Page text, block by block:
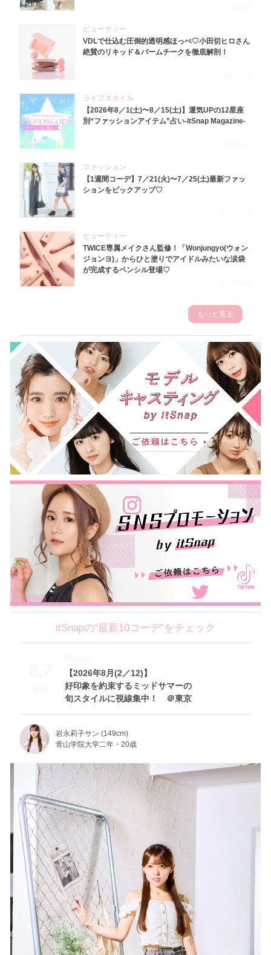
ビューティー
VDLで仕込む圧倒的透明感ほっぺ♡小田切ヒロさん
絶賛のリキッド＆バームチークを徹底解剖！
ライフスタイル
【2026年8／1(土)〜8／15(土)】運気UPの12星座
別“ファッションアイテム”占い-itSnap Magazine-
ファッション
【1週間コーデ】7／21(火)〜7／25(土)最新ファッ
ションをピックアップ♡
ビューティー
TWICE専属メイクさん監修！「Wonjungyo(ウォン
ジョンヨ)」からひと塗りでアイドルみたいな涙袋
が完成するペンシル登場♡
もっと見る
itSnapの“最新10コーデ”をチェック
8.7
Fri
【2026年8月(2／12)】
好印象を約束するミッドサマーの
旬スタイルに視線集中！ ＠東京
Theme
岩永莉子サン (149cm)
青山学院大学二年・20歳